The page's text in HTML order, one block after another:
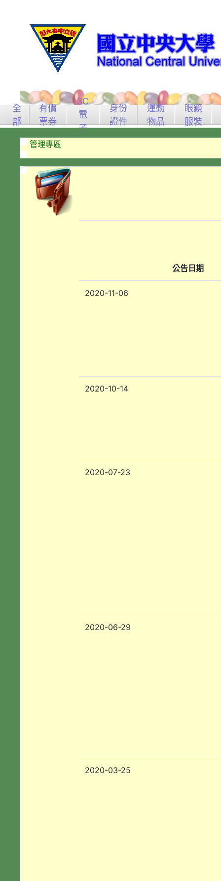
全
部
有價
票券
3C
電
子
身份
證件
運動
物品
眼鏡
服裝
管理專區
公告日期
2020-11-06
2020-10-14
2020-07-23
2020-06-29
2020-03-25